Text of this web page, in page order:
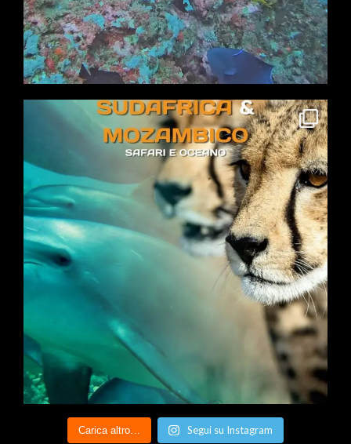
Carica altro… Segui su Instagram